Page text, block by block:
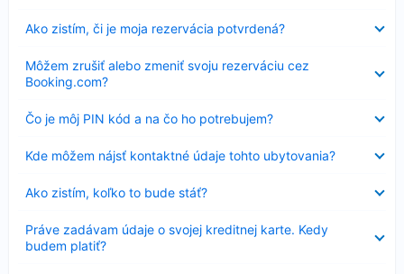
Ako zistím, či je moja rezervácia potvrdená?
sa
Môžem zrušiť alebo zmeniť svoju rezerváciu cez
Booking.com?
sa
Čo je môj PIN kód a na čo ho potrebujem?
Nezobrazuje
sa
Kde môžem nájsť kontaktné údaje tohto ubytovania?
sa
Ako zistím, koľko to bude stáť?
sa
Práve zadávam údaje o svojej kreditnej karte. Kedy
budem platiť?
sa